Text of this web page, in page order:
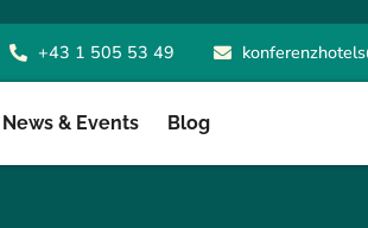
+43 1 505 53 49
News & Events Blog